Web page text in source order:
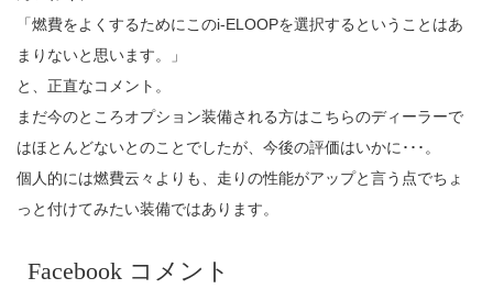
「燃費をよくするためにこのi-ELOOPを選択するということはあ
まりないと思います。」
と、正直なコメント。
まだ今のところオプション装備される方はこちらのディーラーで
はほとんどないとのことでしたが、今後の評価はいかに･･･。
個人的には燃費云々よりも、走りの性能がアップと言う点でちょ
っと付けてみたい装備ではあります。
Facebook コメント